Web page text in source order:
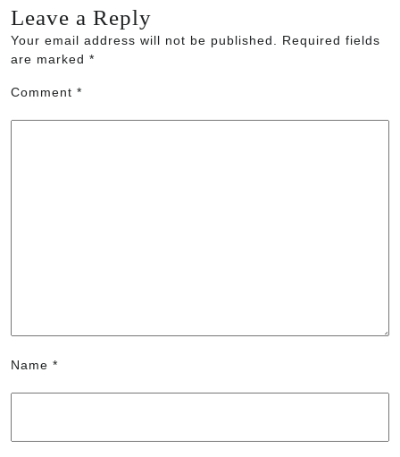
Leave a Reply
Your email address will not be published. Required fields
are marked *
Comment *
Name *